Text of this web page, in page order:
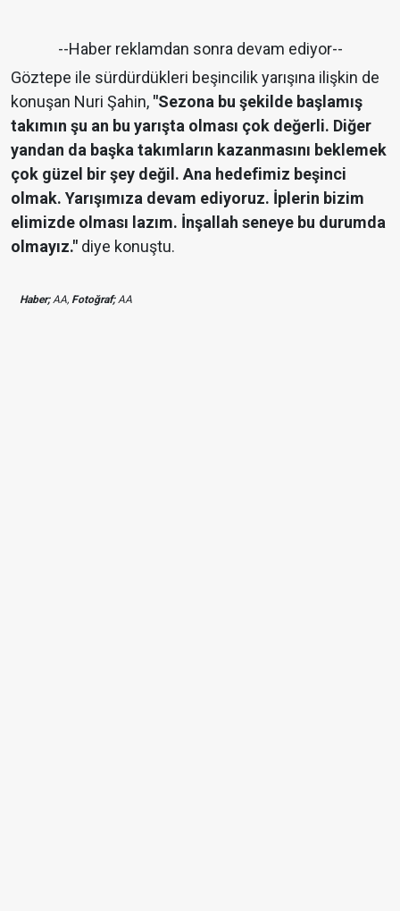
--Haber reklamdan sonra devam ediyor--
Göztepe ile sürdürdükleri beşincilik yarışına ilişkin de
konuşan Nuri Şahin, "Sezona bu şekilde başlamış
takımın şu an bu yarışta olması çok değerli. Diğer
yandan da başka takımların kazanmasını beklemek
çok güzel bir şey değil. Ana hedefimiz beşinci
olmak. Yarışımıza devam ediyoruz. İplerin bizim
elimizde olması lazım. İnşallah seneye bu durumda
olmayız." diye konuştu.
Haber;AA, Fotoğraf;AA